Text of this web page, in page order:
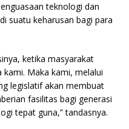
teknologi dan
suatu keharusan bagi para
ketika masyarakat
Maka kami, melalui
legislatif akan membuat
fasilitas bagi generasi
tepat guna,” tandasnya.